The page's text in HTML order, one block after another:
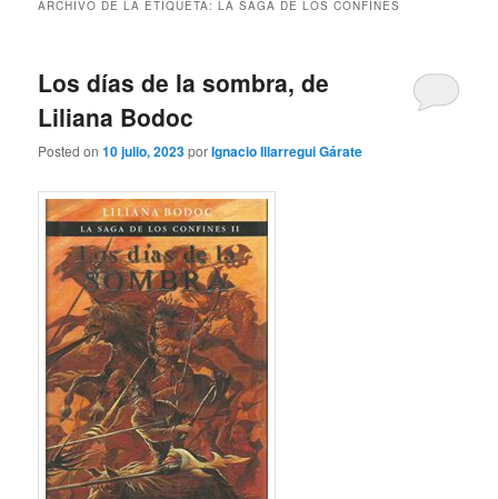
ARCHIVO DE LA ETIQUETA:LA SAGA DE LOS CONFINES
Los días de la sombra, de
Liliana Bodoc
Posted on10 julio, 2023porIgnacio Illarregui Gárate